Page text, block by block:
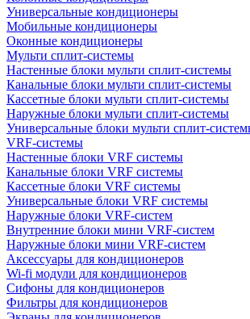
Универсальные кондиционеры
Мобильные кондиционеры
Оконные кондиционеры
Мульти сплит-системы
Настенные блоки мульти сплит-системы
Канальные блоки мульти сплит-системы
Кассетные блоки мульти сплит-системы
Наружные блоки мульти сплит-системы
Универсальные блоки мульти сплит-
VRF-системы
Настенные блоки VRF системы
Канальные блоки VRF системы
Кассетные блоки VRF системы
Универсальные блоки VRF системы
Наружные блоки VRF-систем
Внутренние блоки мини VRF-систем
Наружные блоки мини VRF-систем
Аксессуары для кондиционеров
Wi-fi модули для кондиционеров
Сифоны для кондиционеров
Фильтры для кондиционеров